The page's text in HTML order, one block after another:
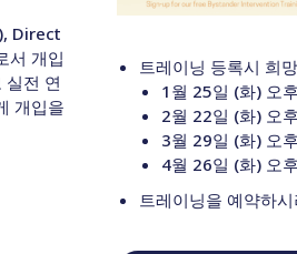
Direct
서 개입
실전 연
개입을
트레이닝 등록시 희
1월 25일 (화) 오
2월 22일 (화) 오
3월 29일 (화) 오
4월 26일 (화) 오
트레이닝을 예약하